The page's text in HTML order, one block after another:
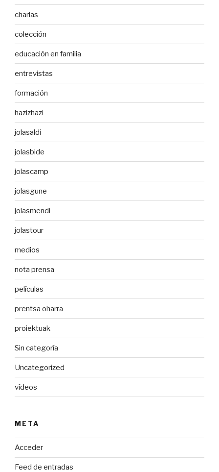
charlas
colección
educación en familia
entrevistas
formación
hazizhazi
jolasaldi
jolasbide
jolascamp
jolasgune
jolasmendi
jolastour
medios
nota prensa
películas
prentsa oharra
proiektuak
Sin categoría
Uncategorized
vídeos
META
Acceder
Feed de entradas